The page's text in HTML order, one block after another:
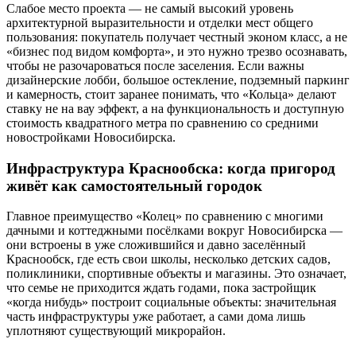
Слабое место проекта — не самый высокий уровень
архитектурной выразительности и отделки мест общего
пользования: покупатель получает честный эконом класс, а не
«бизнес под видом комфорта», и это нужно трезво осознавать,
чтобы не разочароваться после заселения. Если важны
дизайнерские лобби, большое остекление, подземный паркинг
и камерность, стоит заранее понимать, что «Кольца» делают
ставку не на вау эффект, а на функциональность и доступную
стоимость квадратного метра по сравнению со средними
новостройками Новосибирска.
Инфраструктура Краснообска: когда пригород
живёт как самостоятельный городок
Главное преимущество «Колец» по сравнению с многими
дачными и коттеджными посёлками вокруг Новосибирска —
они встроены в уже сложившийся и давно заселённый
Краснообск, где есть свои школы, несколько детских садов,
поликлиники, спортивные объекты и магазины. Это означает,
что семье не приходится ждать годами, пока застройщик
«когда нибудь» построит социальные объекты: значительная
часть инфраструктуры уже работает, а сами дома лишь
уплотняют существующий микрорайон.